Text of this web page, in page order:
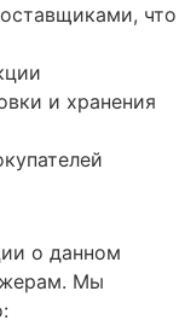
что
и хранения
о данном
Мы